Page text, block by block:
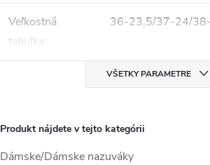
Veľkostná
tabuľka:
36-23,5/37-24/
VŠETKY PARAMETRE
Produkt nájdete v tejto kategórii
Dámske/Dámske nazuváky